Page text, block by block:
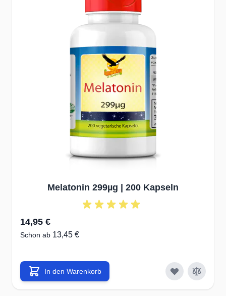
Melatonin 299µg | 200 Kapseln
14,95 €
Schon ab 13,45 €
In den Warenkorb